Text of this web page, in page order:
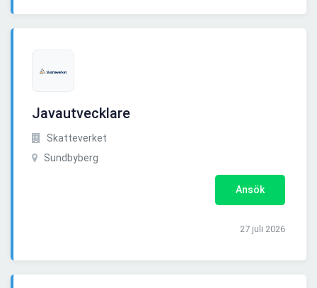
Javautvecklare
Skatteverket
Sundbyberg
Ansök
27 juli 2026